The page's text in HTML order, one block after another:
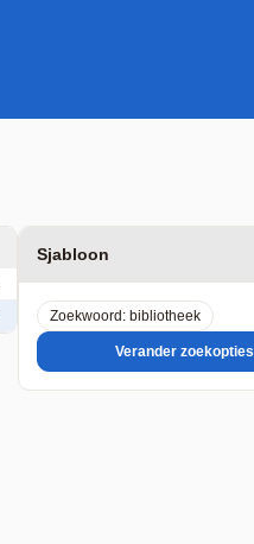
Sjabloon
Zoekwoord: bibliotheek
Verander zoekopties